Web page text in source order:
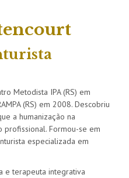
Metodista IPA (RS) em
(RS) em 2008. Descobriu
a humanização na
profissional. Formou-se em
especializada em
e terapeuta integrativa